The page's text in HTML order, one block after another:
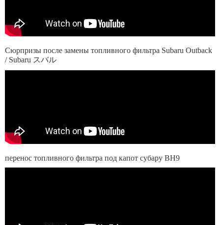
Сюрпризы после замены топливного фильтра Subaru Outback
/ Subaru スバル
перенос топливного фильтра под капот субару BH9